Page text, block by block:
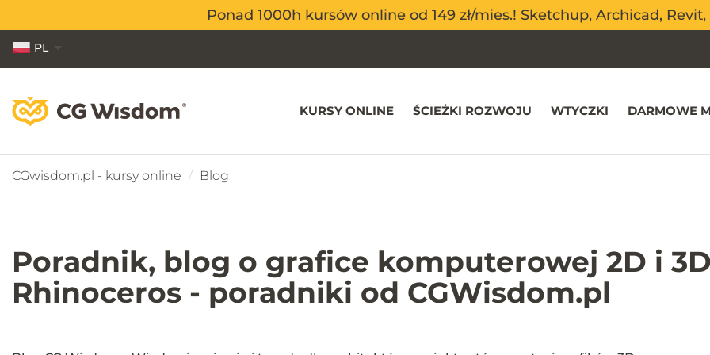
Ponad 1000h kursów online od 149 zł/mies.! Sketchup, Archicad,
Ponad 1000h kursów online od 149 zł/mies.! Sketchup, Archicad,
PL
EN
KURSY ONLINE ŚCIEŻKI ROZWOJU WTYCZKI DARMOWE
CGwisdom.pl - kursy online Blog
Poradnik, blog o grafice komputerowej 2D i
Rhinoceros - poradniki od CGWisdom.pl